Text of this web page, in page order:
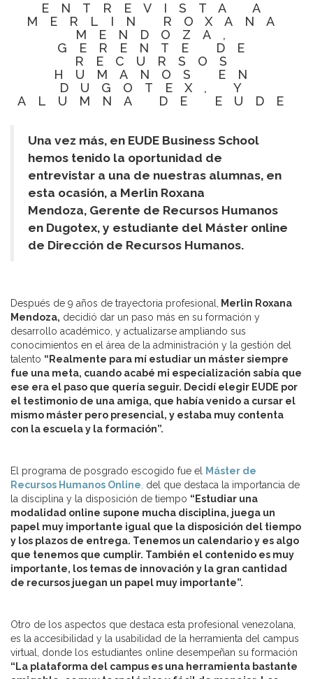
ENTREVISTA A
MERLIN ROXANA
MENDOZA,
GERENTE DE
RECURSOS
HUMANOS EN
DUGOTEX, Y
ALUMNA DE EUDE
Una vez más, en EUDE Business School
hemos tenido la oportunidad de
entrevistar a una de nuestras alumnas, en
esta ocasión, a Merlin Roxana
Mendoza, Gerente de Recursos Humanos
en Dugotex, y estudiante del Máster online
de Dirección de Recursos Humanos.
Después de 9 años de trayectoria profesional,
Merlin Roxana
Mendoza, decidió dar un paso más en su formación y
desarrollo académico, y actualizarse ampliando sus
conocimientos en el área de la administración y la gestión del
talento “Realmente para mí estudiar un máster siempre
fue una meta, cuando acabé mi especialización sabía que
ese era el paso que quería seguir. Decidí elegir EUDE por
el testimonio de una amiga, que había venido a cursar el
mismo máster pero presencial, y estaba muy contenta
con la escuela y la formación”.
El programa de posgrado escogido fue el
Máster de
Recursos Humanos Online del que destaca la importancia de
la disciplina y la disposición de tiempo “Estudiar una
modalidad online supone mucha disciplina, juega un
papel muy importante igual que la disposición del tiempo
y los plazos de entrega. Tenemos un calendario y es algo
que tenemos que cumplir. También el contenido es muy
importante, los temas de innovación y la gran cantidad
de recursos juegan un papel muy importante”.
Otro de los aspectos que destaca esta profesional venezolana,
es la accesibilidad y la usabilidad de la herramienta del campus
virtual, donde los estudiantes online desempeñan su formación
“La plataforma del campus es una herramienta bastante